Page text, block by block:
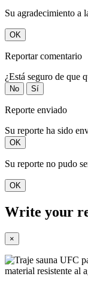
Su agradecimiento a
OK
Reportar comentario
¿Está seguro de que
No Sí
Reporte enviado
Su reporte ha sido
OK
Su reporte no pudo
OK
Write your
×